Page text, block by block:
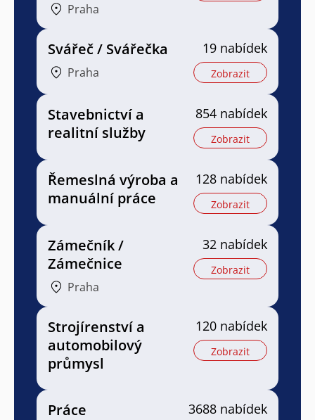
Praha
Svářeč / Svářečka
Praha
19 nabídek
Zobrazit
Stavebnictví a
realitní služby
854 nabídek
Zobrazit
Řemeslná výroba a
manuální práce
128 nabídek
Zobrazit
Zámečník /
Zámečnice
Praha
32 nabídek
Zobrazit
Strojírenství a
automobilový
průmysl
120 nabídek
Zobrazit
Práce 3688 nabídek